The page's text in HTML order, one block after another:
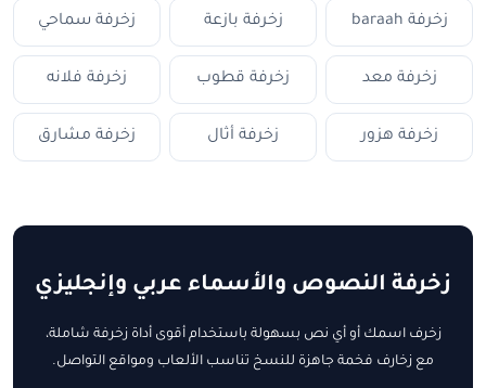
زخرفة baraah زخرفة بازعة زخرفة سماحي
زخرفة معد زخرفة قطوب زخرفة فلانه
زخرفة هزور زخرفة أثال زخرفة مشارق
زخرفة النصوص والأسماء عربي وإنجليزي
زخرف اسمك أو أي نص بسهولة باستخدام أقوى أداة زخرفة شاملة،
مع زخارف فخمة جاهزة للنسخ تناسب الألعاب ومواقع التواصل.